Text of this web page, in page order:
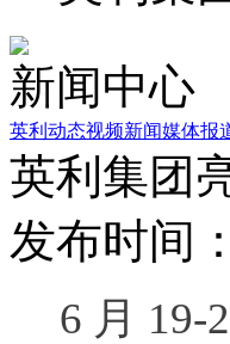
新闻中心
英利动态视频新闻媒体报
英利集团
发布时间
6月19-